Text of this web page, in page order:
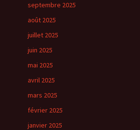
septembre 2025
août 2025
juillet 2025
juin 2025
mai 2025
avril 2025
mars 2025
février 2025
janvier 2025